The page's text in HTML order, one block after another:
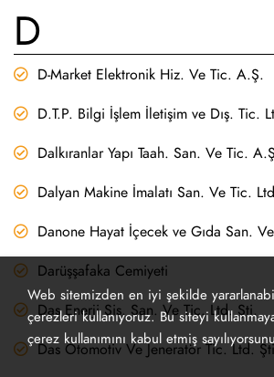
D
D-Market Elektronik Hiz. Ve Tic. A.Ş.
D.T.P. Bilgi İşlem İletişim ve Dış. Tic.
Dalkıranlar Yapı Taah. San. Ve Tic.
Dalyan Makine İmalatı San. Ve Tic.
Danone Hayat İçecek ve Gıda San.
Darüşşafaka Cemiyeti
Das Enerji Sis. San. Ve Tic. Ltd. Şti.
Das Otomotiv Ve Jeneratör Tic. Ltd.
Web sitemizden en iyi şekilde
çerezleri kullanıyoruz. Bu siteyi
çerez kullanımını kabul etmiş